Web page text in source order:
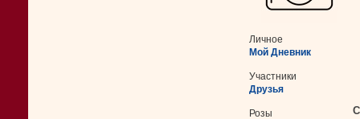
Личное
Мой Дневник
Участники
Друзья
Розы